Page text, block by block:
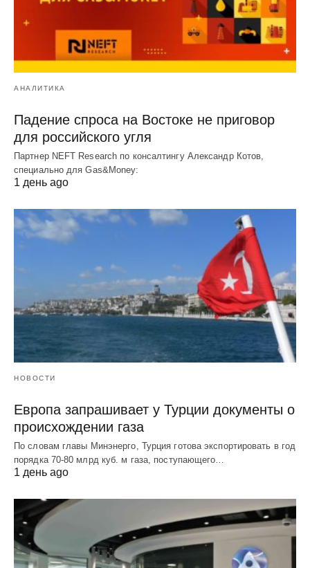
АНАЛИТИКА
Падение спроса на Востоке не приговор
для российского угля
Партнер NEFT Research по консалтингу Александр Котов,
специально для Gas&Money:
1 день ago
НОВОСТИ
Европа запрашивает у Турции документы о
происхождении газа
По словам главы Минэнерго, Турция готова экспортировать в год
порядка 70-80 млрд куб. м газа, поступающего…
1 день ago